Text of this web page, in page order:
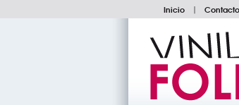
Inicio | Contacto